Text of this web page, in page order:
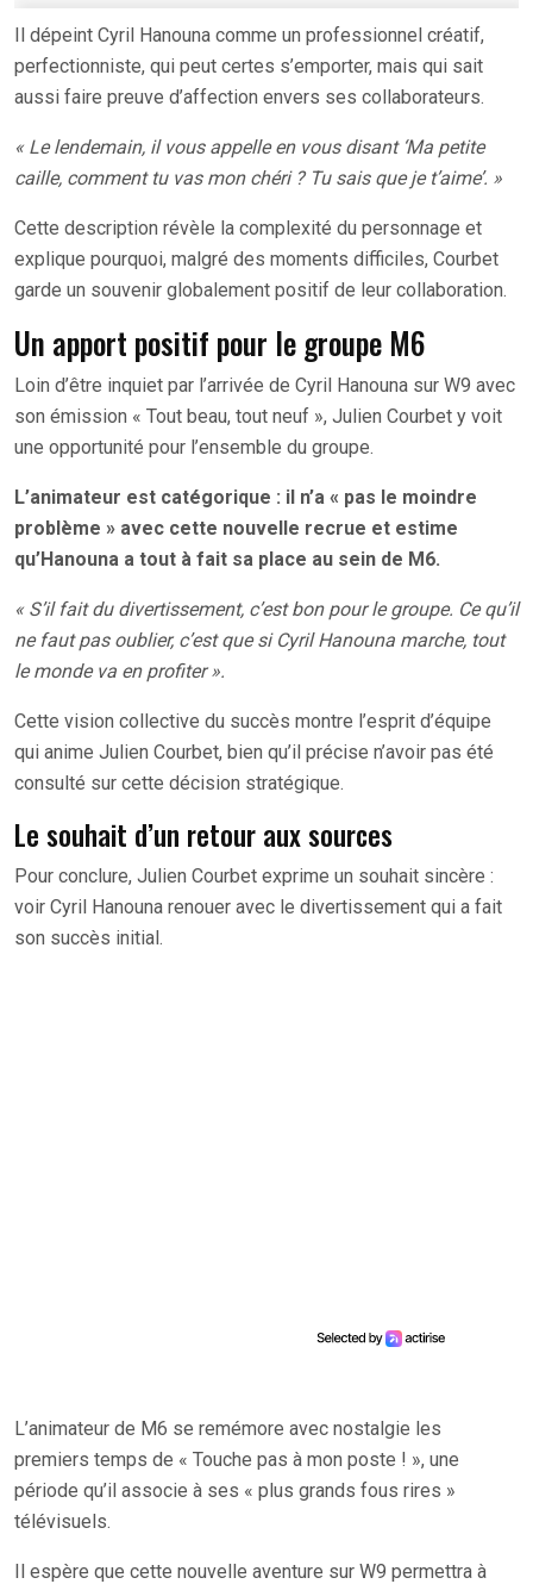
Il dépeint Cyril Hanouna comme un professionnel créatif,
perfectionniste, qui peut certes s’emporter, mais qui sait
aussi faire preuve d’affection envers ses collaborateurs.
« Le lendemain, il vous appelle en vous disant ‘Ma petite
caille, comment tu vas mon chéri ? Tu sais que je t’aime’. »
Cette description révèle la complexité du personnage et
explique pourquoi, malgré des moments difficiles, Courbet
garde un souvenir globalement positif de leur collaboration.
Un apport positif pour le groupe M6
Loin d’être inquiet par l’arrivée de Cyril Hanouna sur W9 avec
son émission « Tout beau, tout neuf », Julien Courbet y voit
une opportunité pour l’ensemble du groupe.
L’animateur est catégorique : il n’a « pas le moindre
problème » avec cette nouvelle recrue et estime
qu’Hanouna a tout à fait sa place au sein de M6.
« S’il fait du divertissement, c’est bon pour le groupe. Ce qu’il
ne faut pas oublier, c’est que si Cyril Hanouna marche, tout
le monde va en profiter ».
Cette vision collective du succès montre l’esprit d’équipe
qui anime Julien Courbet, bien qu’il précise n’avoir pas été
consulté sur cette décision stratégique.
Le souhait d’un retour aux sources
Pour conclure, Julien Courbet exprime un souhait sincère :
voir Cyril Hanouna renouer avec le divertissement qui a fait
son succès initial.
L’animateur de M6 se remémore avec nostalgie les
premiers temps de « Touche pas à mon poste ! », une
période qu’il associe à ses « plus grands fous rires »
télévisuels.
Il espère que cette nouvelle aventure sur W9 permettra à